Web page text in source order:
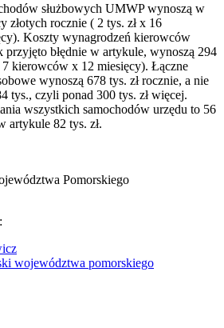
służbowych UMWP wynoszą w
złotych rocznie ( 2 tys. zł x 16
Koszty wynagrodzeń kierowców
przyjęto błędnie w artykule, wynoszą 294
kierowców x 12 miesięcy). Łączne
wynoszą 678 tys. zł rocznie, a nie
tys., czyli ponad 300 tys. zł więcej.
wszystkich samochodów urzędu to 56
artykule 82 tys. zł.
Pomorskiego
województwa pomorskiego